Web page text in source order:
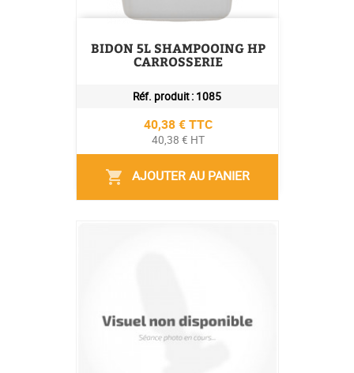
BIDON 5L SHAMPOOING HP
CARROSSERIE
Réf. produit : 1085
Prix
40,38 € TTC
40,38 € HT
shopping_cart AJOUTER AU PANIER